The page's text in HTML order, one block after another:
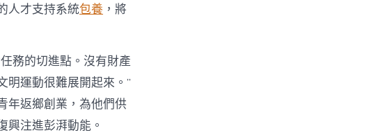
人才支持系統包養 ，將
務的切進點。沒有財產
明運動很難展開起來。”
年返鄉創業，為他們供
興注進彭湃動能。